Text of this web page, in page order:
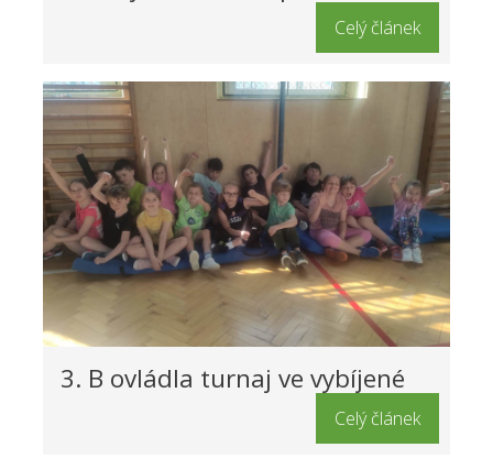
Celý článek
3. B ovládla turnaj ve vybíjené
Celý článek